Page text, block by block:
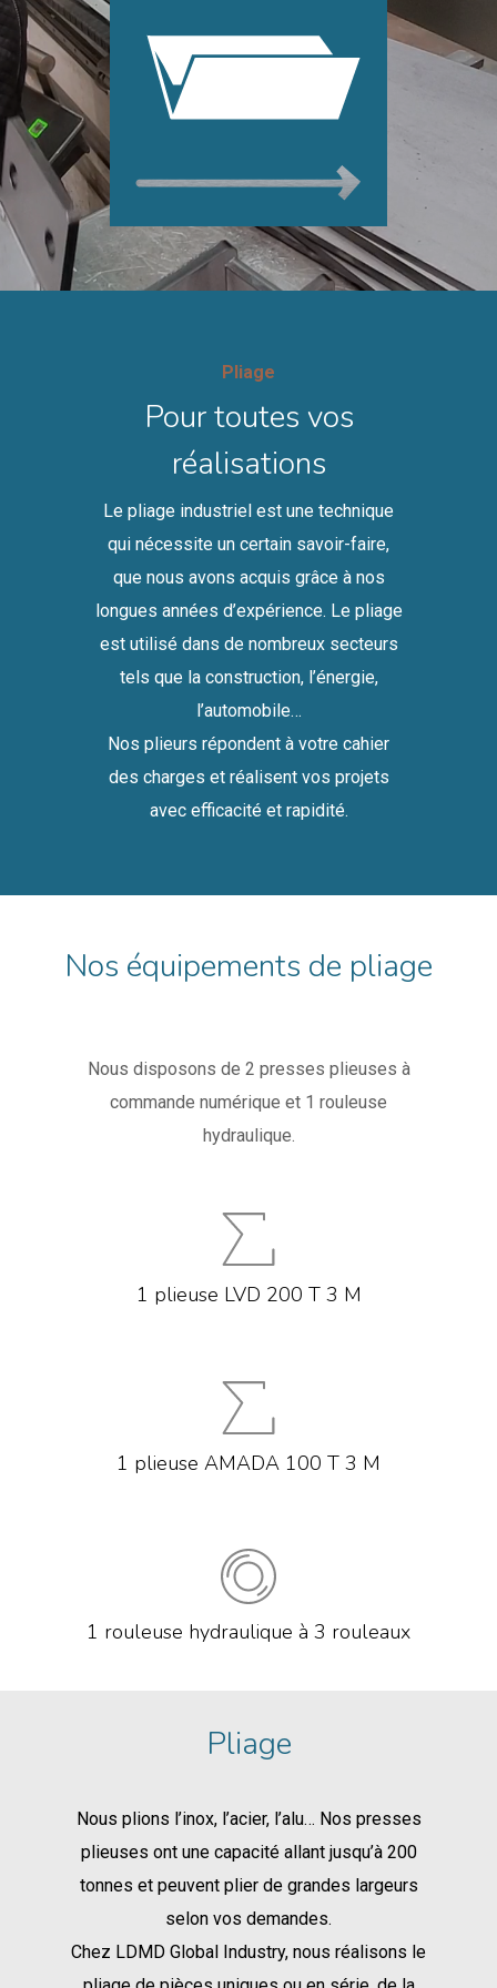
Pliage
Pour toutes vos
réalisations
Le pliage industriel est une technique
qui nécessite un certain savoir-faire,
que nous avons acquis grâce à nos
longues années d’expérience. Le pliage
est utilisé dans de nombreux secteurs
tels que la construction, l’énergie,
l’automobile…
Nos plieurs répondent à votre cahier
des charges et réalisent vos projets
avec efficacité et rapidité.
Nos équipements de pliage
Nous disposons de 2 presses plieuses à
commande numérique et 1 rouleuse
hydraulique.
1 plieuse LVD 200 T 3 M
1 plieuse AMADA 100 T 3 M
1 rouleuse hydraulique à 3 rouleaux
Pliage
Nous plions l’inox, l’acier, l’alu… Nos presses
plieuses ont une capacité allant jusqu’à 200
tonnes et peuvent plier de grandes largeurs
selon vos demandes.
Chez LDMD Global Industry, nous réalisons le